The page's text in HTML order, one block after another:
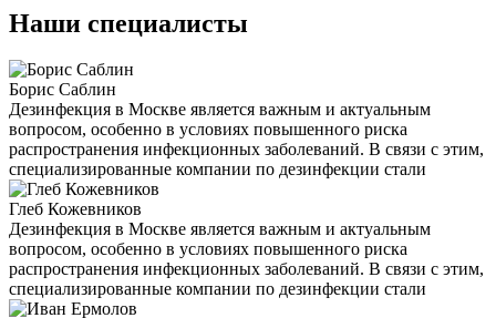
Наши специалисты
Борис Саблин
Дезинфекция в Москве является важным и актуальным
вопросом, особенно в условиях повышенного риска
распространения инфекционных заболеваний. В связи с этим,
специализированные компании по дезинфекции стали
Глеб Кожевников
Дезинфекция в Москве является важным и актуальным
вопросом, особенно в условиях повышенного риска
распространения инфекционных заболеваний. В связи с этим,
специализированные компании по дезинфекции стали